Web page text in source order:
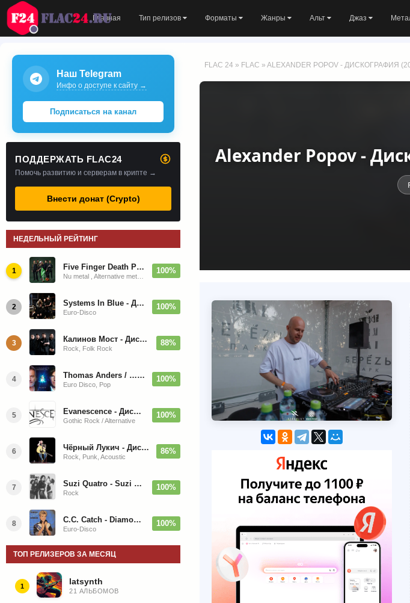
Главная Тип релизов Форматы Жанры Альт Джаз
FLAC 24 » FLAC » ALEXANDER POPOV - ДИСКОГРАФИЯ
Alexander Popov -
Наш Telegram
Инфо о доступе к сайту →
Подписаться на канал
ПОДДЕРЖАТЬ FLAC24
Помочь развитию и серверам в крипте →
Внести донат (Crypto)
НЕДЕЛЬНЫЙ РЕЙТИНГ
1 Five Finger Death Punch - Дискография (2008-2026) 100%
2 Systems In Blue - Дискография (2020-2026)
Euro-Disco
100%
3 Калинов Мост - Дискография (1986-2026)
Rock, Folk Rock
88%
4 Thomas Anders / … Sings Modern Talking: The Best hi-res
Euro Disco, Pop
100%
5 Evanescence - Дискография (1998-2026)
Gothic Rock / Alternative
100%
6 Чёрный Лукич - Дискография (1987-2014)
Rock, Punk, Acoustic
86%
7 Suzi Quatro - Suzi Quatro (Bonus Tracks, Remaster) 1973/2022
Rock
100%
8 C.C. Catch - Diamonds. Her Greatest Hits 1988
Euro-Disco
100%
ТОП РЕЛИЗЕРОВ ЗА МЕСЯЦ
1 latsynth
21 АЛЬБОМОВ